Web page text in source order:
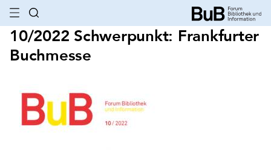
10/2022 Schwerpunkt: Frankfurter
Buchmesse